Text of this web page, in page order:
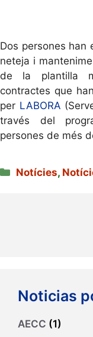
Dos persones han
neteja i
de la plantilla
contractes que
per LABORA
través del
persones de més
Categories
Notícies,
Noticias
AECC (1)